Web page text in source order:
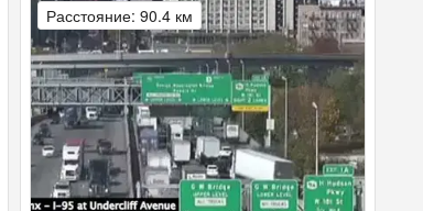
Расстояние: 90.4 км